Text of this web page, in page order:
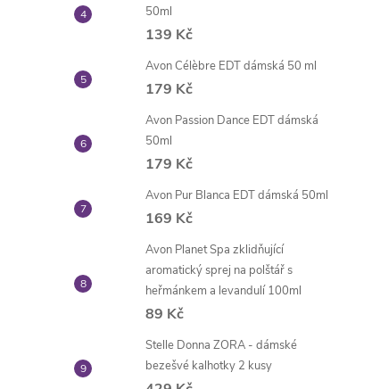
50ml
139 Kč
Avon Célèbre EDT dámská 50 ml
179 Kč
Avon Passion Dance EDT dámská
50ml
179 Kč
Avon Pur Blanca EDT dámská 50ml
169 Kč
Avon Planet Spa zklidňující
aromatický sprej na polštář s
heřmánkem a levandulí 100ml
89 Kč
Stelle Donna ZORA - dámské
bezešvé kalhotky 2 kusy